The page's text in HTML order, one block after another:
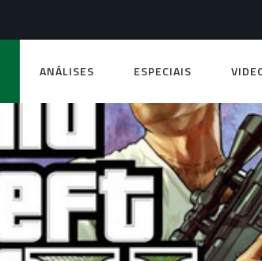
ANÁLISES ESPECIAIS